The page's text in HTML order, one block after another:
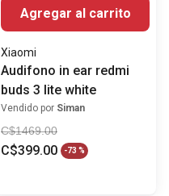
Agregar al carrito
Xiaomi
Audifono in ear redmi
buds 3 lite white
Vendido por Siman
C$1469.00
C$399.00 -73 %